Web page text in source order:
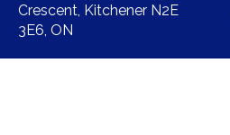
Crescent, Kitchener N2E
3E6, ON